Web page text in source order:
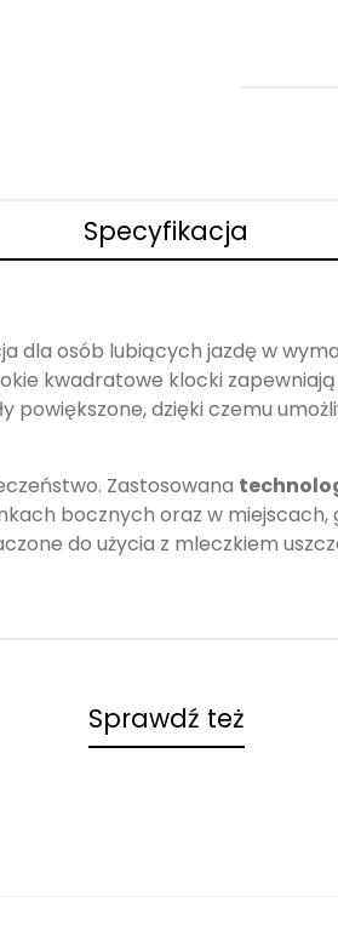
Specyfikacja
dla osób lubiących jazdę w
kwadratowe klocki
powiększone, dzięki czemu
Zastosowana
bocznych oraz w miejscach,
do użycia z mleczkiem
Sprawdź też